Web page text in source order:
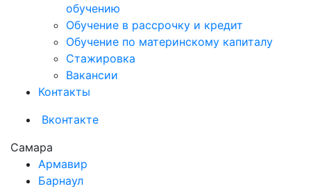
обучению
Обучение в рассрочку и кредит
Обучение по материнскому капиталу
Стажировка
Вакансии
Контакты
Вконтакте
Самара
Армавир
Барнаул